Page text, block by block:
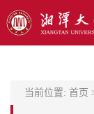
当前位置: 首页